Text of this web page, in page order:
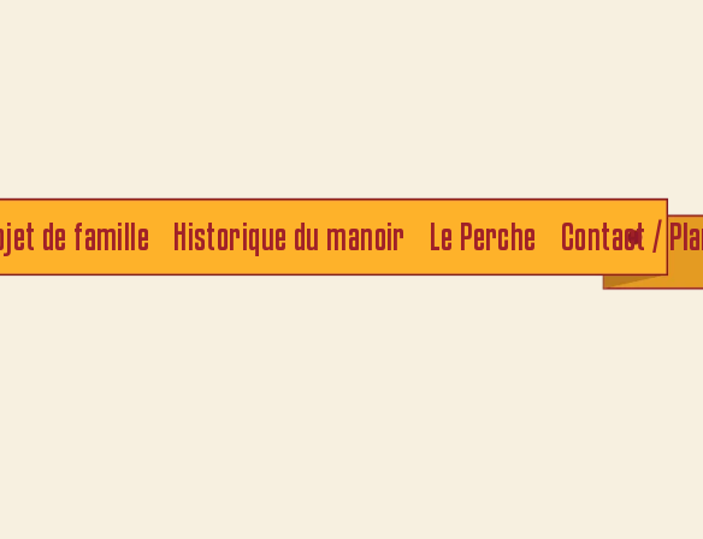
de famille Historique du manoir Le Perche Contact /